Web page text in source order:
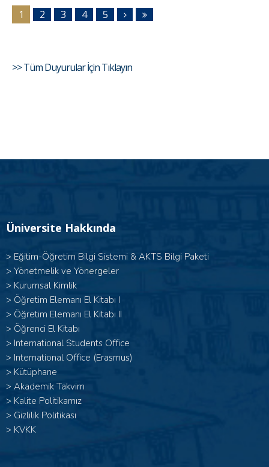
1 2 3 4 5
>> Tüm Duyurular İçin Tıklayın
Üniversite Hakkında
> Eğitim-Öğretim Bilgi Sistemi & AKTS Bilgi Paketi
> Yönetmelik ve Yönergeler
> Kurumsal Kimlik
> Öğretim Elemanı El Kitabı I
> Öğretim Elemanı El Kitabı II
> Öğrenci El Kitabı
> International Students Office
> International Office (Erasmus)
> Kütüphane
> Akademik Takvim
> Kalite Politikamız
> Gizlilik Politikası
> KVKK